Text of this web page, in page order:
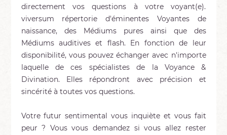
directement vos questions à votre voyant(e).
viversum répertorie d'éminentes Voyantes de
naissance, des Médiums pures ainsi que des
Médiums auditives et flash. En fonction de leur
disponibilité, vous pouvez échanger avec n'importe
laquelle de ces spécialistes de la Voyance &
Divination. Elles répondront avec précision et
sincérité à toutes vos questions.
Votre futur sentimental vous inquiète et vous fait
peur ? Vous vous demandez si vous allez rester